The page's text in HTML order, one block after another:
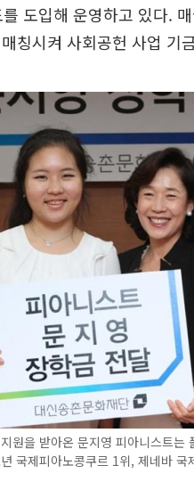
도입해 운영하고 있다.
칭시켜 사회공헌 사업 기
을 받아온 문지영 피아니스트는
국제피아노콩쿠르 1위, 제네바